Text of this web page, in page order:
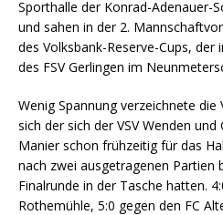
Sporthalle der Konrad-Adenauer-
und sahen in der 2.
des Volksbank-Reserve-Cups,
des FSV Gerlingen im
Wenig Spannung verzeichnete
sich der sich der VSV Wenden
Manier schon frühzeitig für das
nach zwei ausgetragenen Partien
Finalrunde in der Tasche hatten.
Rothemühle, 5:0 gegen den FC